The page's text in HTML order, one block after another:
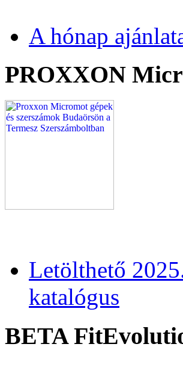
A hónap
PROXXON
Letölthető
katalógus
BETA